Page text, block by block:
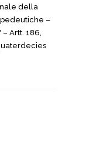
della
–
Artt. 186,